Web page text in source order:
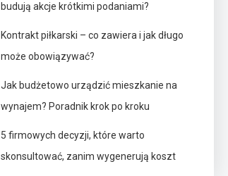
budują akcje krótkimi podaniami?
Kontrakt piłkarski – co zawiera i jak długo
może obowiązywać?
Jak budżetowo urządzić mieszkanie na
wynajem? Poradnik krok po kroku
5 firmowych decyzji, które warto
skonsultować, zanim wygenerują koszt